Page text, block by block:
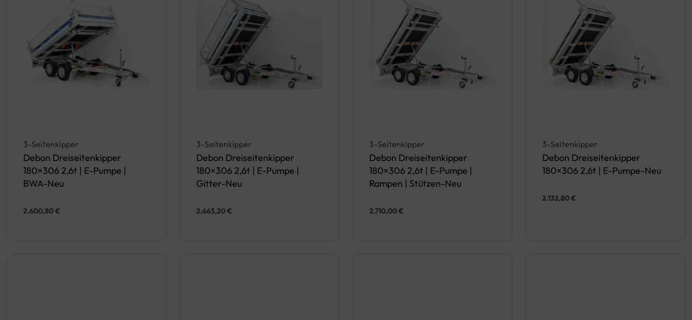
3-Seitenkipper
Debon Dreiseitenkipper
180×306 2,6t | E-Pumpe |
BWA-Neu
2.600,80€
3-Seitenkipper
Debon Dreiseitenkipper
180×306 2,6t | E-Pumpe |
Gitter-Neu
2.663,20€
3-Seitenkipper
Debon Dreiseitenkipper
180×306 2,6t | E-Pumpe |
Rampen | Stützen-Neu
2.710,00€
3-Seitenkipper
Debon Dreiseitenkipper
180×306 2,6t | E-Pumpe-Neu
2.132,80€